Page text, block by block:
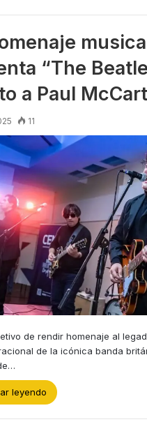
“The
a Paul
11
de rendir homenaje al
de la icónica banda
leyendo